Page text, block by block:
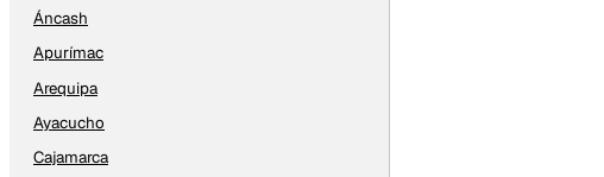
Áncash
Apurímac
Arequipa
Ayacucho
Cajamarca